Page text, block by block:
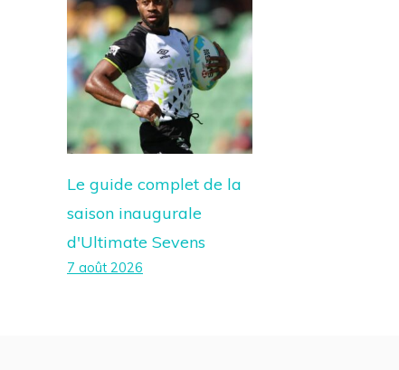
Le guide complet de la
saison inaugurale
d'Ultimate Sevens
7 août 2026